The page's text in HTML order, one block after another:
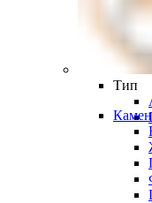
Тип